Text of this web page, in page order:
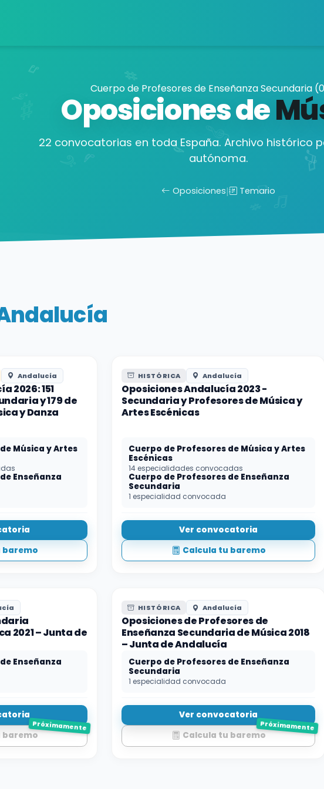
Cuerpo de Profesores de Enseñanza Secundaria
Oposiciones de
22 convocatorias en toda España. Archivo histórico
autónoma.
Oposiciones| Temario
Andalucía
2026: 151
y 179 de
y Danza
Música y Artes
Enseñanza
baremo
HISTÓRICA Andalucía
Oposiciones Andalucía 2023 -
Secundaria y Profesores de Música y
Artes Escénicas
Cuerpo de Profesores de Música y Artes
Escénicas
14 especialidades convocadas
Cuerpo de Profesores de Enseñanza
Secundaria
1 especialidad convocada
Ver convocatoria
Calcula tu baremo
2021 – Junta de
Enseñanza
baremo
Próximamente
HISTÓRICA Andalucía
Oposiciones de Profesores de
Enseñanza Secundaria de Música 2018
– Junta de Andalucía
Cuerpo de Profesores de Enseñanza
Secundaria
1 especialidad convocada
Ver convocatoria
Calcula tu baremo
Próximamente